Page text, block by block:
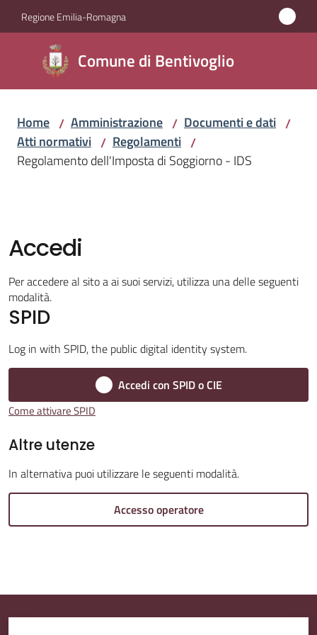
Vai al contenuto
Vai alla navigazione
Vai al footer
Regione Emilia-Romagna
Comune di Bentivoglio
Comune di
Bentivoglio
Amministrazione
Menu selezionato
Novità
Vivere
Bentivoglio
Amministrazione
l
o
r
i
Home / Amministrazione / Documenti e dati /
Atti normativi / Regolamenti /
Regolamento dell'Imposta di Soggiorno - IDS
Accedi
Per accedere al sito a ai suoi servizi, utilizza una delle seguenti
modalità.
SPID
Log in with SPID, the public digital identity system.
Accedi con SPID o CIE
Come attivare SPID
Altre utenze
In alternativa puoi utilizzare le seguenti modalità.
Accesso operatore